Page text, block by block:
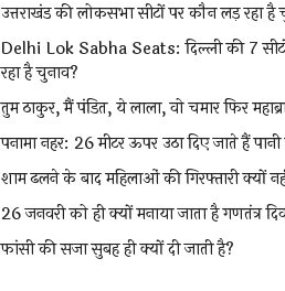
उत्तराखंड की लोकसभा सीटों पर कौन लड़ रहा है
Delhi Lok Sabha Seats: दिल्ली की 7
रहा है चुनाव?
तुम ठाकुर, मैं पंडित, ये लाला, वो चमार फिर
पनामा नहर: 26 मीटर ऊपर उठा दिए जाते हैं
शाम ढलने के बाद महिलाओं की गिरफ्तारी क्यों
26 जनवरी को ही क्यों मनाया जाता है गणतंत्र
फांसी की सजा सुबह ही क्यों दी जाती है?